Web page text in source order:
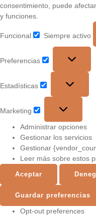
consentimiento, puede
y funciones.
Funcional Siempre activo
Preferencias
Estadísticas
Marketing
Administrar opciones
Gestionar los servicios
Gestionar
Leer más sobre estos
Aceptar
Guardar preferencias
Opt-out preferences